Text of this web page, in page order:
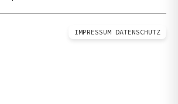
IMPRESSUM DATENSCHUTZ